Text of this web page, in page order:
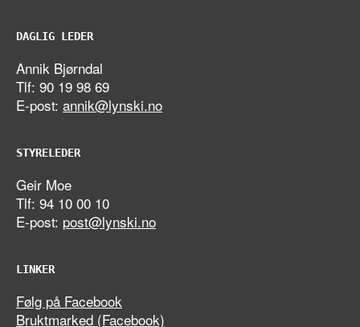
DAGLIG LEDER
Annik Bjørndal
Tlf: 90 19 98 69
E-post: annik@lynski.no
STYRELEDER
Geir Moe
Tlf: 94 10 00 10
E-post: post@lynski.no
LINKER
Følg på Facebook
Bruktmarked (Facebook)